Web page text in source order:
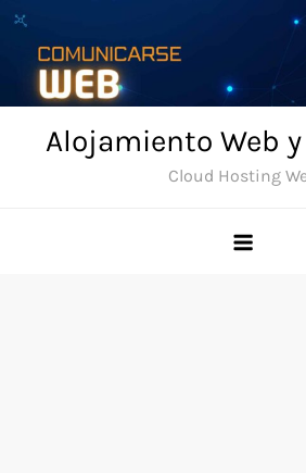
Skip
content
Alojamiento Web
Cloud Hosting